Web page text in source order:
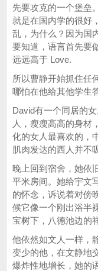
先要攻克的一个堡垒
就是在国内学的很好
乱，为什么？因为国
要知道，语言首先要
远远高于 Love.
所以曹静开始抓住任
哪怕在他给其他学生
David有一个同居的
人，瘦瘦高高的身材
化的女人最喜欢的，
肌肉发达的西人并不
晚上回到宿舍，她依
平米房间。她给宇文
的怀念，诉说着对傍
候它像一个刚出浴半
宝树下，八德池边的
他依然如文人一样，
变少的他，在文静地
爆炸性地增长，她的